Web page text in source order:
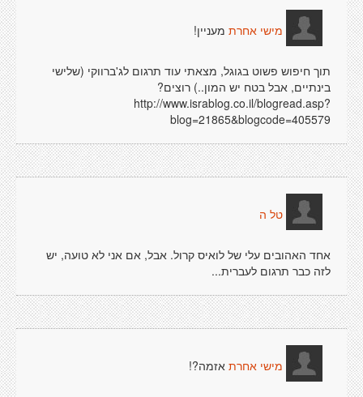
מישי אחרת מעניין!
תוך חיפוש פשוט בגוגל, מצאתי עוד תרגום לג'ברווקי (שלישי
בינתיים, אבל בטח יש המון..) רוצים?
http://www.israblog.co.il/blogread.asp?
blog=21865&blogcode=405579
טל ה
אחד האהובים עלי של לואיס קרול. אבל, אם אני לא טועה, יש
לזה כבר תרגום לעברית...
מישי אחרת אזמה?!